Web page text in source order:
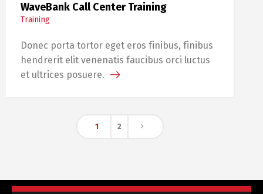
WaveBank Call Center Training
Training
Donec porta tortor eget eros finibus, finibus
hendrerit elit venenatis faucibus orci luctus
et ultrices posuere.
1 2